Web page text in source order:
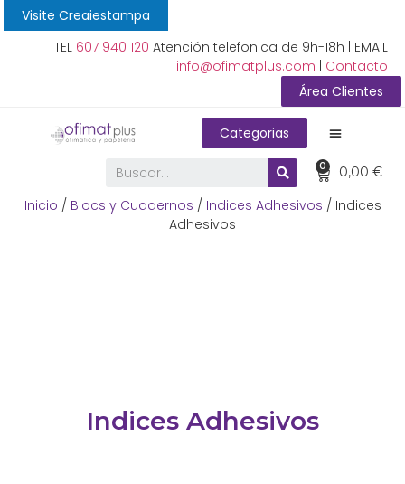
Visite Creaiestampa
TEL 607 940 120 Atención telefonica de 9h-18h | EMAIL
info@ofimatplus.com
Contacto
Área Clientes
Categorias
0,00€
0
Inicio / Blocs y Cuadernos / Indices Adhesivos / Indices
Adhesivos
Indices Adhesivos